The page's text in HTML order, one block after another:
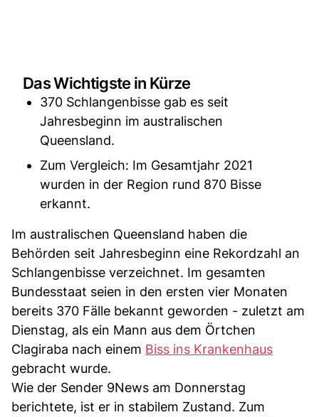
Das Wichtigste in Kürze
370 Schlangenbisse gab es seit
Jahresbeginn im australischen
Queensland.
Zum Vergleich: Im Gesamtjahr 2021
wurden in der Region rund 870 Bisse
erkannt.
Im australischen Queensland haben die
Behörden seit Jahresbeginn eine Rekordzahl an
Schlangenbisse verzeichnet. Im gesamten
Bundesstaat seien in den ersten vier Monaten
bereits 370 Fälle bekannt geworden - zuletzt am
Dienstag, als ein Mann aus dem Örtchen
Clagiraba nach einem Biss ins Krankenhaus
gebracht wurde.
Wie der Sender 9News am Donnerstag
berichtete, ist er in stabilem Zustand. Zum